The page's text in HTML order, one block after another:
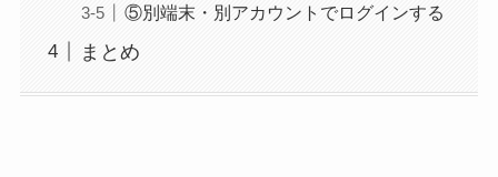
⑤別端末・別アカウントでログインする
まとめ